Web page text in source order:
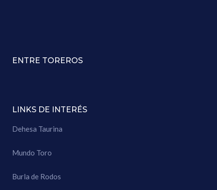
ENTRE TOREROS
LINKS DE INTERÉS
Dehesa Taurina
Mundo Toro
Burla de Rodos